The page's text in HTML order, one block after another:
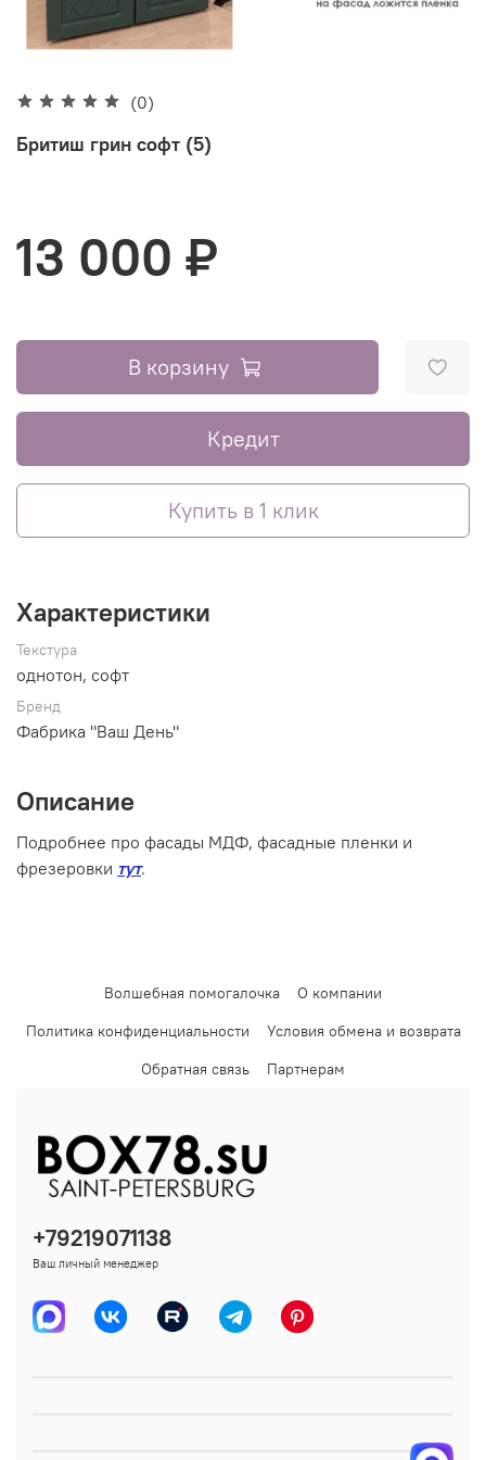
(0)
Бритиш грин софт (5)
13 000 ₽
В корзину
Кредит
Купить в 1 клик
Характеристики
Текстура
однотон, софт
Бренд
Фабрика "Ваш День"
Описание
Подробнее про фасады МДФ, фасадные пленки и
фрезеровки тут.
Волшебная помогалочка
О компании
Политика конфиденциальности
Условия обмена и возврата
Обратная связь
Партнерам
+79219071138
Ваш личный менеджер